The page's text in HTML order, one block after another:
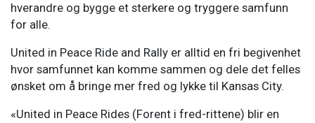
hverandre og bygge et sterkere og tryggere samfunn
for alle.
United in Peace Ride and Rally er alltid en fri begivenhet
hvor samfunnet kan komme sammen og dele det felles
ønsket om å bringe mer fred og lykke til Kansas City.
«United in Peace Rides (Forent i fred-rittene) blir en